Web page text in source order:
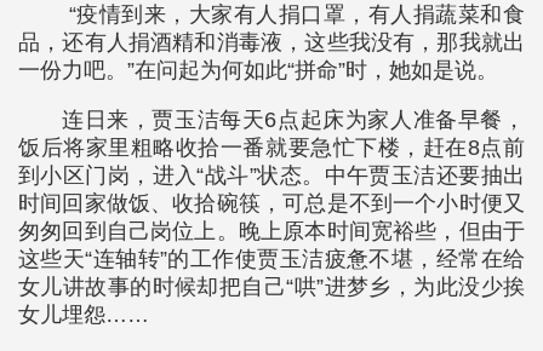
“疫情到来，大家有人捐口罩，有人捐蔬菜和食
品，还有人捐酒精和消毒液，这些我没有，那我就出
一份力吧。”在问起为何如此“拼命”时，她如是说。
连日来，贾玉洁每天6点起床为家人准备早餐，
饭后将家里粗略收拾一番就要急忙下楼，赶在8点前
到小区门岗，进入“战斗”状态。中午贾玉洁还要抽出
时间回家做饭、收拾碗筷，可总是不到一个小时便又
匆匆回到自己岗位上。晚上原本时间宽裕些，但由于
这些天“连轴转”的工作使贾玉洁疲惫不堪，经常在给
女儿讲故事的时候却把自己“哄”进梦乡，为此没少挨
女儿埋怨……